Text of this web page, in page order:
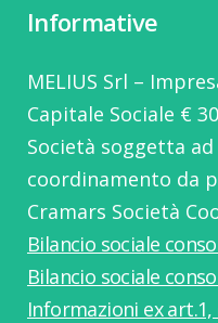
Informative
MELIUS Srl –
Capitale Sociale €
Società soggetta
coordinamento da
Cramars Società
Bilancio sociale
Bilancio sociale
Informazioni ex art.1,